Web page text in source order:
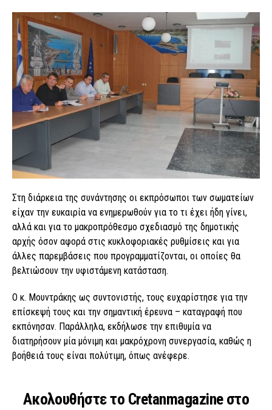
Στη διάρκεια της συνάντησης οι εκπρόσωποι των σωματείων
είχαν την ευκαιρία να ενημερωθούν για το τι έχει ήδη γίνει,
αλλά και για το μακροπρόθεσμο σχεδιασμό της δημοτικής
αρχής όσον αφορά στις κυκλοφοριακές ρυθμίσεις και για
άλλες παρεμβάσεις που προγραμματίζονται, οι οποίες θα
βελτιώσουν την υφιστάμενη κατάσταση.
Ο κ. Μουντράκης ως συντονιστής, τους ευχαρίστησε για την
επίσκεψή τους και την σημαντική έρευνα – καταγραφή που
εκπόνησαν. Παράλληλα, εκδήλωσε την επιθυμία να
διατηρήσουν μία μόνιμη και μακρόχρονη συνεργασία, καθώς η
βοήθειά τους είναι πολύτιμη, όπως ανέφερε.
Ακολουθήστε το Cretanmagazine στο